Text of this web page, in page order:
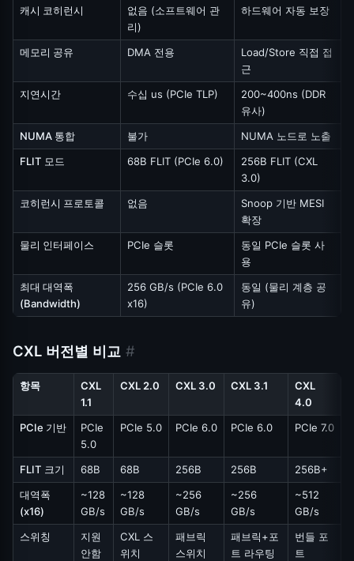
캐시 코히런시
없음 (소프트웨어 관
리)
하드웨어 자동 보장
메모리 공유 DMA 전용
Load/Store 직접 접
근
지연시간
수십 us (PCIe TLP)
200~400ns (DDR
유사)
NUMA 통합
불가
NUMA 노드로 노출
FLIT 모드
68B FLIT (PCIe 6.0)
256B FLIT (CXL
3.0)
코히런시 프로토콜
없음
Snoop 기반 MESI
확장
물리 인터페이스
PCIe 슬롯
동일 PCIe 슬롯 사
용
최대 대역폭
(Bandwidth)
256 GB/s (PCIe 6.0
x16)
동일 (물리 계층 공
유)
CXL 버전별 비교 #
항목
CXL
1.1
CXL 2.0 CXL 3.0 CXL 3.1
CXL
4.0
PCIe 기반
PCIe
5.0
PCIe 5.0 PCIe 6.0 PCIe 6.0 PCIe 7.0
FLIT 크기 68B 68B 256B 256B
256B+
대역폭
(x16)
~128
GB/s
~128
GB/s
~256
GB/s
~256
GB/s
~512
GB/s
스위칭
지원
안함
CXL 스
위치
패브릭
스위치
패브릭+포
트 라우팅
번들 포
트